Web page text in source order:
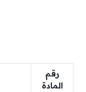
رقم
المادة